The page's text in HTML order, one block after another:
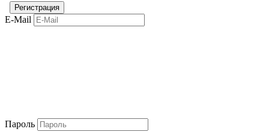
E-Mail
Пароль